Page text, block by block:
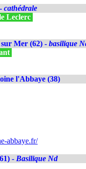
cathédrale
Leclerc
Mer (62) - basilique
l'Abbaye (38)
abbaye.fr/
- Basilique Nd